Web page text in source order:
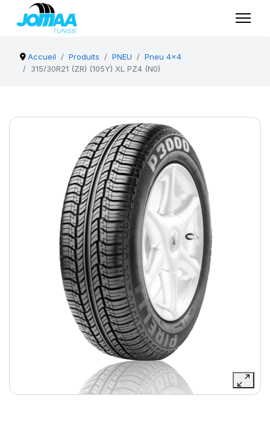
Accueil Produits PNEU
Pneu 4x4
315/30R21 (ZR) (105Y) XL PZ4 (N0)